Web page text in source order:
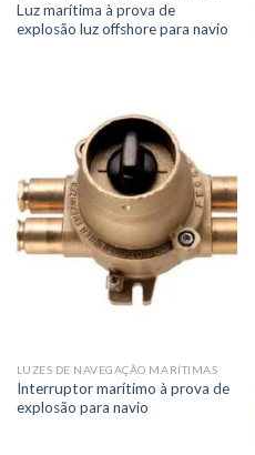
Luz marítima à prova de
explosão luz offshore para navio
LUZES DE NAVEGAÇÃO MARÍTIMAS
Interruptor marítimo à prova de
explosão para navio